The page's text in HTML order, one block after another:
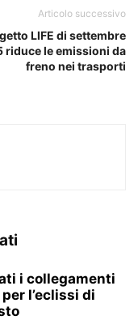
Articolo successivo
LIFE di settembre
riduce le emissioni da
freno nei trasporti
i collegamenti
l’eclissi di